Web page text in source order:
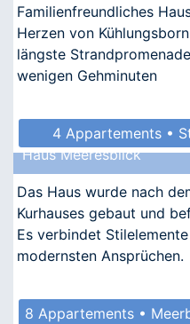
Familienfreundliches
Herzen von
längste
wenigen Gehminuten
4 Appartements •
•
Haus Meeresblick
Das Haus wurde nach
Kurhauses gebaut und
Es verbindet
modernsten Ansprüchen.
8 Appartements •